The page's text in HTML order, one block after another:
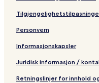
I
G
t
l
b
H
l
t
o
n
b
I
G
H
t
l
L
u
e
r
d
a
e
o
t
Personvern
Informasjonskapsler
Juridisk informasjon /
Retningslinjer for innhold